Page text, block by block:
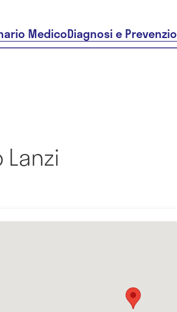
MedicoDiagnosi e